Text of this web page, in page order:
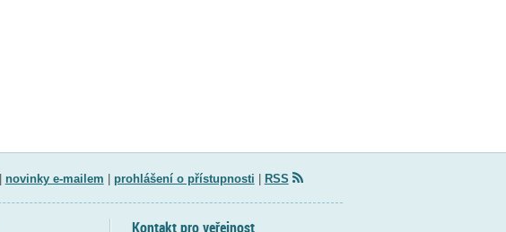
novinky e-mailem prohlášení o přístupnosti RSS
Kontakt pro veřejnost